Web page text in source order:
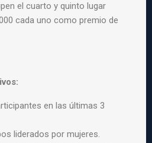
el cuarto y quinto lugar
cada uno como premio de
en las últimas 3
liderados por mujeres.